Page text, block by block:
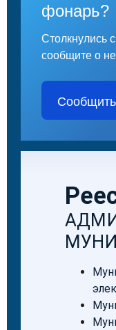
фонарь?
Столкнулись
сообщите о